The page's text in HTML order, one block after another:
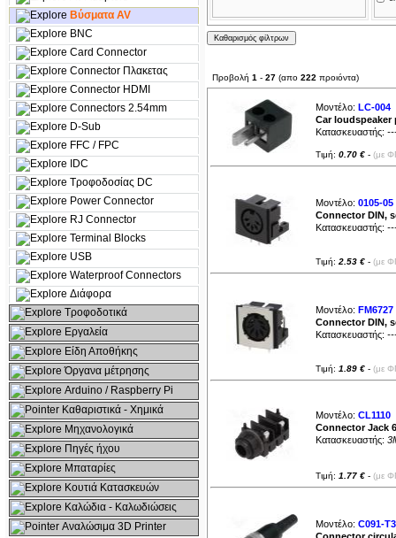
Βύσματα AV
BNC
Card Connector
Connector Πλακετας
Connector HDMI
Connectors 2.54mm
D-Sub
FFC / FPC
IDC
Τροφοδοσίας DC
Power Connector
RJ Connector
Terminal Blocks
USB
Waterproof Connectors
Διάφορα
Τροφοδοτικά
Εργαλεία
Είδη Αποθήκης
Όργανα μέτρησης
Arduino / Raspberry Pi
Καθαριστικά - Χημικά
Μηχανολογικά
Πηγές ήχου
Μπαταρίες
Κουτιά Κατασκευών
Καλώδια - Καλωδιώσεις
Αναλώσιμα 3D Printer
Προβολή 1 - 27 (απο 222 προιόντα)
Μοντέλο: LC-004
Car loudspeaker
Κατασκευαστής:
Τιμή: 0.70 € - (με
Μοντέλο: 0105-05
Connector DIN,
Κατασκευαστής:
Τιμή: 2.53 € - (με
Μοντέλο: FM6727
Connector DIN,
Κατασκευαστής:
Τιμή: 1.89 € - (με
Μοντέλο: CL1110
Connector Jack
Κατασκευαστής:
Τιμή: 1.77 € - (με
Μοντέλο: C091-